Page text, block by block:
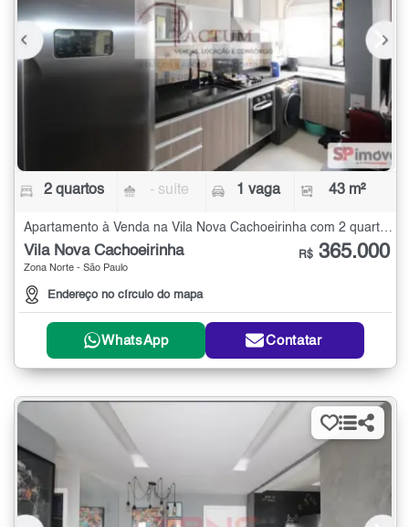
2 quartos - suíte 1 vaga 43 m²
Apartamento à Venda na Vila Nova Cachoeirinha com 2 quartos - 43 m²
Vila Nova Cachoeirinha
Zona Norte - São Paulo
Endereço no círculo do mapa
R$ 365.000
WhatsApp Contatar